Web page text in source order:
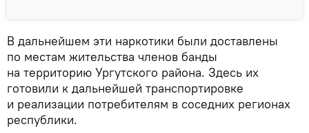
В дальнейшем эти наркотики были доставлены
по местам жительства членов банды
на территорию Ургутского района. Здесь их
готовили к дальнейшей транспортировке
и реализации потребителям в соседних регионах
республики.